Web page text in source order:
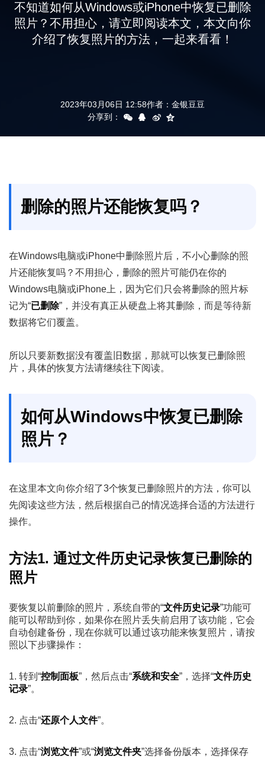
不知道如何从Windows或iPhone中恢复已删除
照片？不用担心，请立即阅读本文，本文向你
介绍了恢复照片的方法，一起来看看！
2023年03月06日 12:58作者： 金银豆豆
分享到：
删除的照片还能恢复吗？
在Windows电脑或iPhone中删除照片后，不小心删除的照
片还能恢复吗？不用担心，删除的照片可能仍在你的
Windows电脑或iPhone上，因为它们只会将删除的照片标
记为“已删除”，并没有真正从硬盘上将其删除，而是等待新
数据将它们覆盖。
所以只要新数据没有覆盖旧数据，那就可以恢复已删除照
片，具体的恢复方法请继续往下阅读。
如何从Windows中恢复已删除
照片？
在这里本文向你介绍了3个恢复已删除照片的方法，你可以
先阅读这些方法，然后根据自己的情况选择合适的方法进行
操作。
方法1. 通过文件历史记录恢复已删除的
照片
要恢复以前删除的照片，系统自带的“文件历史记录”功能可
能可以帮助到你，如果你在照片丢失前启用了该功能，它会
自动创建备份，现在你就可以通过该功能来恢复照片，请按
照以下步骤操作：
1. 转到“控制面板”，然后点击“系统和安全”，选择“文件历史
记录”。
2. 点击“还原个人文件”。
3. 点击“浏览文件”或“浏览文件夹”选择备份版本，选择保存